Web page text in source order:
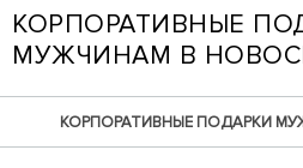
КОРПОРАТИВНЫЕ
МУЖЧИНАМ В
КОРПОРАТИВНЫЕ ПОДАРКИ